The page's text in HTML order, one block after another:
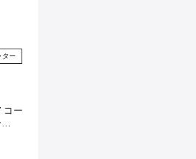
ター
コー
の
ただ